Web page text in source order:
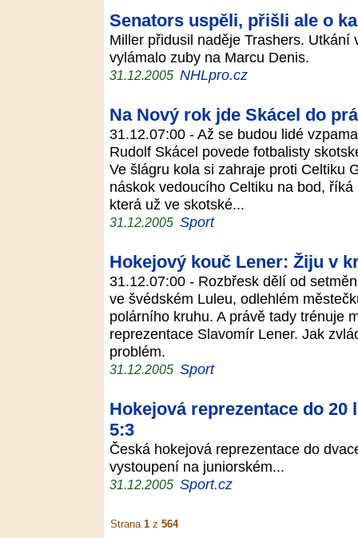
Senators uspěli, přišli ale o
Miller přidusil naděje Trashers. Utkání
vylámalo zuby na Marcu Denis.
31.12.2005 NHLpro.cz
Na Nový rok jde Skácel do
31.12.07:00 - Až se budou lidé
Rudolf Skácel povede fotbalisty
Ve šlágru kola si zahraje proti Celtiku
náskok vedoucího Celtiku na bod,
která už ve skotské...
31.12.2005 Sport
Hokejový kouč Lener: Žiju v
31.12.07:00 - Rozbřesk dělí od
ve švédském Luleu, odlehlém
polárního kruhu. A právě tady trénuje
reprezentace Slavomír Lener. Jak
problém.
31.12.2005 Sport
Hokejová reprezentace do
5:3
Česká hokejová reprezentace do
vystoupení na juniorském...
31.12.2005 Sport.cz
Strana 1 z 564